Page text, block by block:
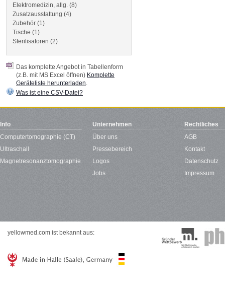
Elektromedizin, allg. (8)
Zusatzausstattung (4)
Zubehör (1)
Tische (1)
Sterilisatoren (2)
Das komplette Angebot in Tabellenform
(z.B. mit MS Excel öffnen) Komplette
Geräteliste herunterladen.
Was ist eine CSV-Datei?
Info
Computertomographie (CT)
Ultraschall
Magnetresonanztomographie
Unternehmen
Über uns
Pressebereich
Logos
Jobs
Rechtliches
AGB
Kontakt
Datenschutz
Impressum
yellowmed.com ist bekannt aus: